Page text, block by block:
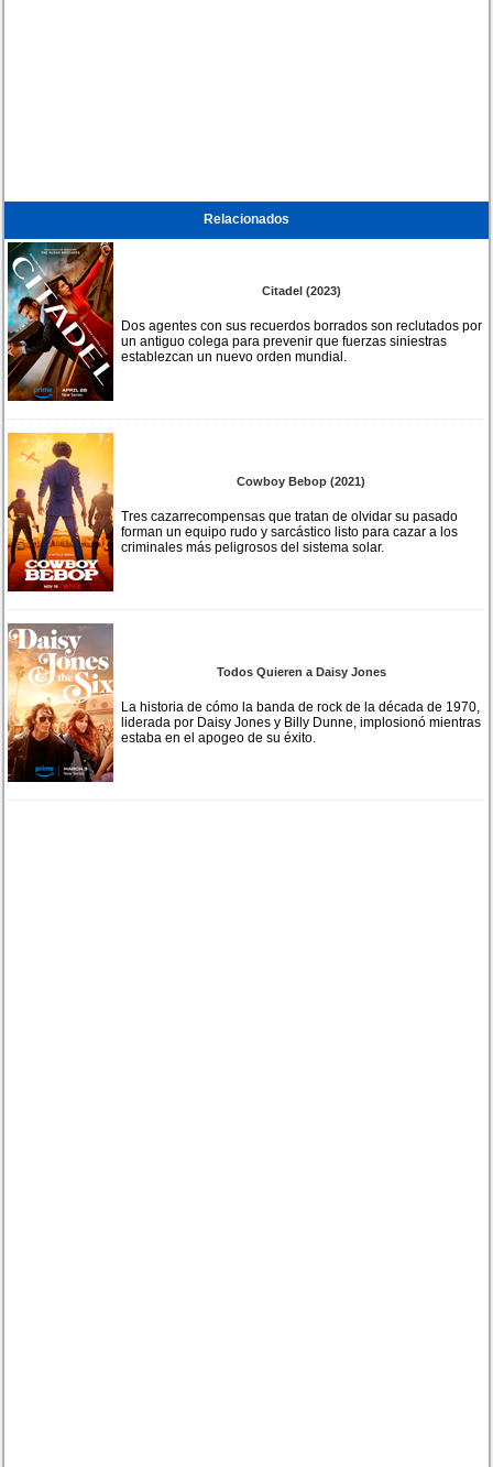
Relacionados
Citadel (2023)
Dos agentes con sus recuerdos borrados son reclutados por
un antiguo colega para prevenir que fuerzas siniestras
establezcan un nuevo orden mundial.
Cowboy Bebop (2021)
Tres cazarrecompensas que tratan de olvidar su pasado
forman un equipo rudo y sarcástico listo para cazar a los
criminales más peligrosos del sistema solar.
Todos Quieren a Daisy Jones
La historia de cómo la banda de rock de la década de 1970,
liderada por Daisy Jones y Billy Dunne, implosionó mientras
estaba en el apogeo de su éxito.